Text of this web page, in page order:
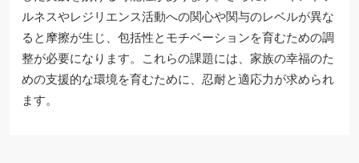
ルネスやレジリエンス活動への関心や関与のレベルが異な
ると摩擦が生じ、包括性とモチベーションを育むための調
整が必要になります。これらの課題には、家族の幸福のた
めの支援的な環境を育むために、忍耐と適応力が求められ
ます。